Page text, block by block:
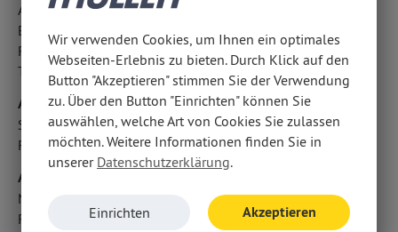
Außentemperatur Anzeige
Berganfahrassistent
Regensensor
Traktionskontrolle
Airbags
Seitenairbag vorn und hinten
Fahrer- /Beifahrerairbag
Audio & Kommunikation
Navigationssystem
Radio
Wir verwenden Cookies, um Ihnen ein optimales
Webseiten-Erlebnis zu bieten. Durch Klick auf den
Button "Akzeptieren" stimmen Sie der Verwendung
zu. Über den Button "Einrichten" können Sie
auswählen, welche Art von Cookies Sie zulassen
möchten. Weitere Informationen finden Sie in
unserer Datenschutzerklärung.
Einrichten Akzeptieren